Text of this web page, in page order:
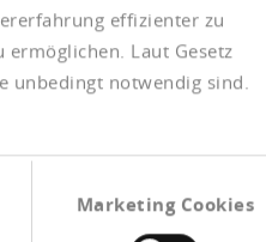
effizienter zu
Laut Gesetz
unbedingt notwendig sind.
Marketing Cookies